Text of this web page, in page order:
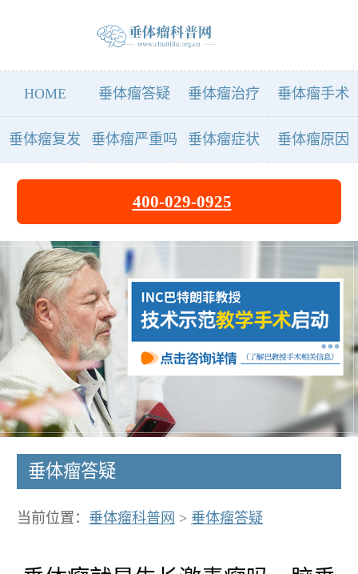
HOME 垂体瘤答疑 垂体瘤治疗 垂体瘤手术
垂体瘤复发 垂体瘤严重吗 垂体瘤症状 垂体瘤原因
400-029-0925
垂体瘤答疑
当前位置： 垂体瘤科普网 > 垂体瘤答疑